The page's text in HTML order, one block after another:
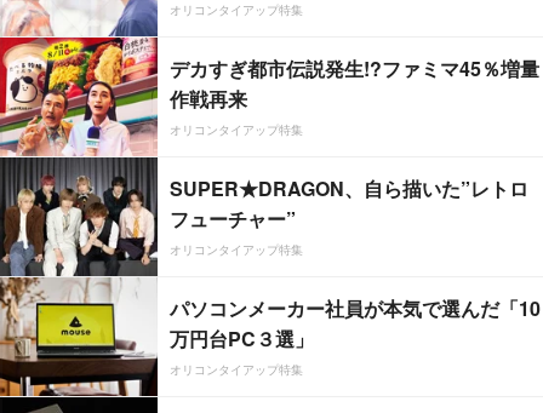
オリコンタイアップ特集
デカすぎ都市伝説発生!?ファミマ45％増量
作戦再来
オリコンタイアップ特集
SUPER★DRAGON、自ら描いた”レトロ
フューチャー”
オリコンタイアップ特集
パソコンメーカー社員が本気で選んだ「10
万円台PC３選」
オリコンタイアップ特集